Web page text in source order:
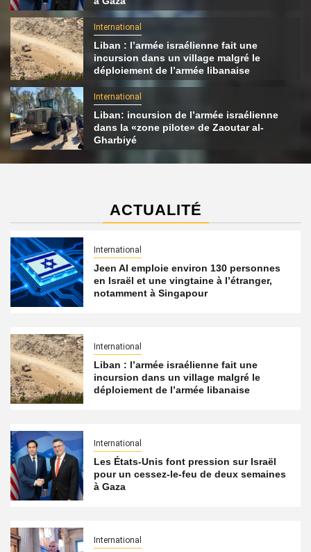
International
Liban : l’armée israélienne fait une
incursion dans un village malgré le
déploiement de l’armée libanaise
International
Liban: incursion de l’armée israélienne
dans la «zone pilote» de Zaoutar al-
Gharbiyé
ACTUALITÉ
International
Jeen AI emploie environ 130 personnes
en Israël et une vingtaine à l’étranger,
notamment à Singapour
International
Liban : l’armée israélienne fait une
incursion dans un village malgré le
déploiement de l’armée libanaise
International
Les États-Unis font pression sur Israël
pour un cessez-le-feu de deux semaines
à Gaza
International